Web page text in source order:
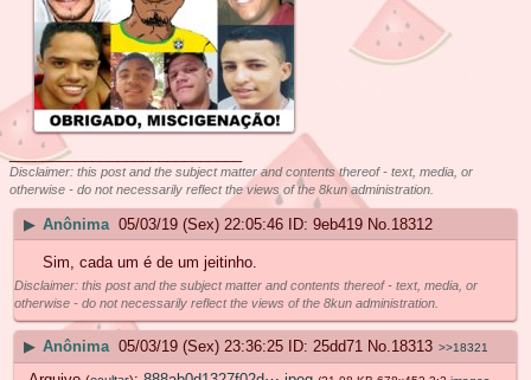
____________________________
Disclaimer: this post and the subject matter and contents thereof - text, media, or
otherwise - do not necessarily reflect the views of the 8kun administration.
▶ Anônima 05/03/19 (Sex) 22:05:46 9eb419 No.18312
Sim, cada um é de um jeitinho.
Disclaimer: this post and the subject matter and contents thereof - text, media, or
otherwise - do not necessarily reflect the views of the 8kun administration.
▶ Anônima 05/03/19 (Sex) 23:36:25 25dd71 No. 18313 >>18321